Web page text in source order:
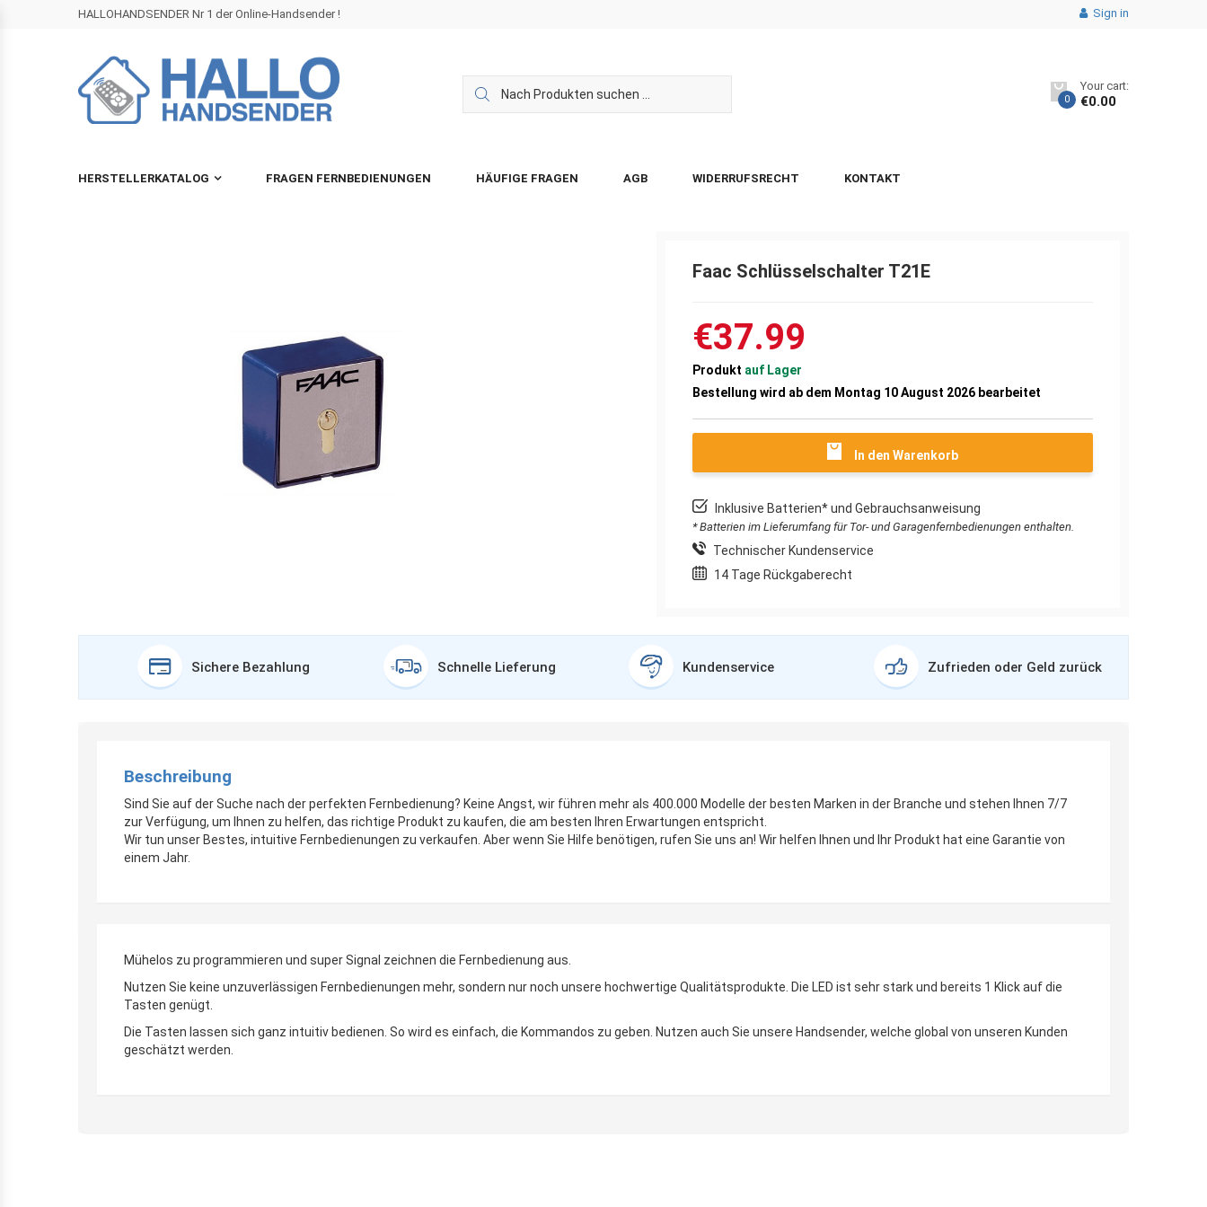
HALLOHANDSENDER Nr 1 der Online-Handsender ! Sign in
0
Your cart:
€0.00
HERSTELLERKATALOG FRAGEN FERNBEDIENUNGEN HÄUFIGE FRAGEN AGB WIDERRUFSRECHT KONTAKT
Faac Schlüsselschalter T21E
€37.99
Produkt auf Lager
Bestellung wird ab dem Montag 10 August 2026 bearbeitet
In den Warenkorb
Inklusive Batterien* und Gebrauchsanweisung
* Batterien im Lieferumfang für Tor- und Garagenfernbedienungen enthalten.
Technischer Kundenservice
14 Tage Rückgaberecht
Sichere Bezahlung Schnelle Lieferung Kundenservice Zufrieden oder Geld zurück
Beschreibung
Sind Sie auf der Suche nach der perfekten Fernbedienung? Keine Angst, wir führen mehr als 400.000 Modelle der besten Marken in der Branche und stehen Ihnen 7/7
zur Verfügung, um Ihnen zu helfen, das richtige Produkt zu kaufen, die am besten Ihren Erwartungen entspricht.
Wir tun unser Bestes, intuitive Fernbedienungen zu verkaufen. Aber wenn Sie Hilfe benötigen, rufen Sie uns an! Wir helfen Ihnen und Ihr Produkt hat eine Garantie von
einem Jahr.
Mühelos zu programmieren und super Signal zeichnen die Fernbedienung aus.
Nutzen Sie keine unzuverlässigen Fernbedienungen mehr, sondern nur noch unsere hochwertige Qualitätsprodukte. Die LED ist sehr stark und bereits 1 Klick auf die
Tasten genügt.
Die Tasten lassen sich ganz intuitiv bedienen. So wird es einfach, die Kommandos zu geben. Nutzen auch Sie unsere Handsender, welche global von unseren Kunden
geschätzt werden.